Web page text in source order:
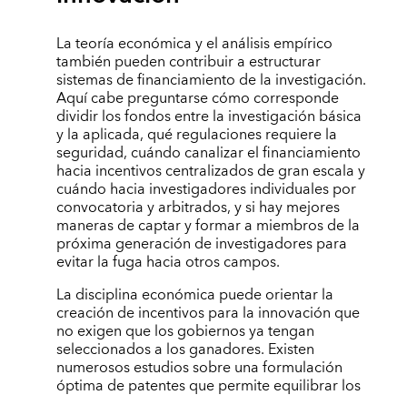
La teoría económica y el análisis empírico
también pueden contribuir a estructurar
sistemas de financiamiento de la investigación.
Aquí cabe preguntarse cómo corresponde
dividir los fondos entre la investigación básica
y la aplicada, qué regulaciones requiere la
seguridad, cuándo canalizar el financiamiento
hacia incentivos centralizados de gran escala y
cuándo hacia investigadores individuales por
convocatoria y arbitrados, y si hay mejores
maneras de captar y formar a miembros de la
próxima generación de investigadores para
evitar la fuga hacia otros campos.
La disciplina económica puede orientar la
creación de incentivos para la innovación que
no exigen que los gobiernos ya tengan
seleccionados a los ganadores. Existen
numerosos estudios sobre una formulación
óptima de patentes que permite equilibrar los